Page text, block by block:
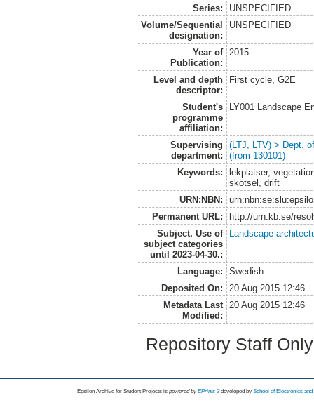
Series:
UNSPECIFIED
Volume/Sequential
designation:
UNSPECIFIED
Year of
Publication:
2015
Level and depth
descriptor:
First cycle, G2E
Student's
programme
affiliation:
LY001 Landscape
Supervising
department:
(LTJ, LTV) > Dept.
(from 130101)
Keywords:
lekplatser,
skötsel, drift
URN:NBN:
Permanent URL:
http://urn.kb.se/
Subject. Use of
subject categories
until 2023-04-30.:
Landscape
Language:
Swedish
Deposited On:
20 Aug 2015 12:46
Metadata Last
Modified:
20 Aug 2015 12:46
Repository Staff
Epsilon Archive for Student Projects is powored byEPrints 3 developed by School of Electronics